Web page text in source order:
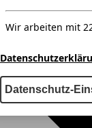
Wir arbeiten mit
Datenschutz-